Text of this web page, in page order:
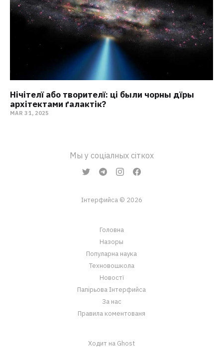
Нічітелї або творителї: ці были чорны дїры
архітектами ґалактік?
MAR 31, 2025
Мы у соціалных сіткох
Інтерфийса © 2026
Головна
Назоры
Популарна наука
Техновошкола
Новостї
Папірьова Інтерфийса
За нас
Правила коментованя
Ходит на Ghost